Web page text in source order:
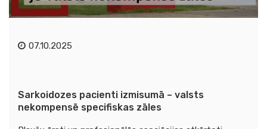
07.10.2025
Sarkoidozes pacienti izmisumā – valsts
nekompensē specifiskas zāles